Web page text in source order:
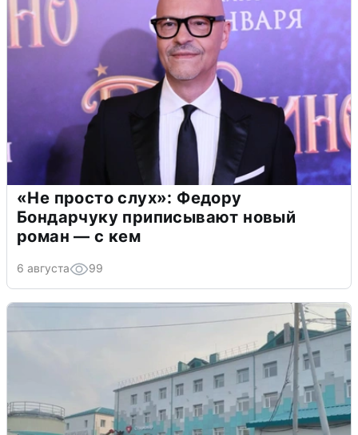
«Не просто слух»: Федору
Бондарчуку приписывают новый
роман — с кем
6 августа 99